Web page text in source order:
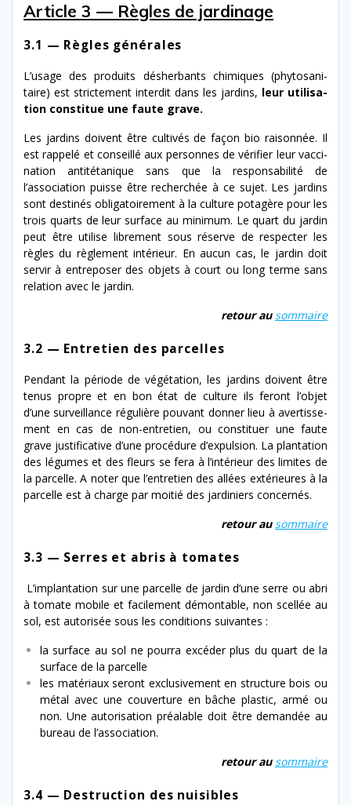
Article 3 — Règles de jardinage
3.1 — Règles générales
L’usage des pro­duits désherbants chim­iques (phy­tosan­i­
taire) est stricte­ment inter­dit dans les jardins, leur util­i­sa­
tion con­stitue une faute grave.
Les jardins doivent être cul­tivés de façon bio raison­née. Il
est rap­pelé et con­seil­lé aux per­son­nes de véri­fi­er leur vac­ci­
na­tion antité­tanique sans que la respon­s­abil­ité de
l’association puisse être recher­chée à ce sujet. Les jardins
sont des­tinés oblig­a­toire­ment à la cul­ture potagère pour les
trois quarts de leur sur­face au min­i­mum. Le quart du jardin
peut être utilise libre­ment sous réserve de respecter les
règles du règle­ment intérieur. En aucun cas, le jardin doit
servir à entre­pos­er des objets à court ou long terme sans
rela­tion avec le jardin.
retour au som­maire
3.2 — Entretien des parcelles
Pendant la péri­ode de végé­ta­tion, les jardins doivent être
tenus pro­pre et en bon état de cul­ture ils fer­ont l’ob­jet
d’une sur­veil­lance régulière pou­vant don­ner lieu à aver­tisse­
ment en cas de non-​entretien, ou con­stituer une faute
grave jus­ti­fica­tive d’une procé­dure d’ex­pul­sion. La plan­ta­tion
des légumes et des fleurs se fera à l’in­térieur des lim­ites de
la par­celle. A not­er que l’en­tre­tien des allées extérieures à la
par­celle est à charge par moitié des jar­diniers concernés.
retour au som­maire
3.3 — Serres et abris à tomates
L’implantation sur une par­celle de jardin d’une serre ou abri
à tomate mobile et facile­ment démontable, non scel­lée au
sol, est autorisée sous les con­di­tions suivantes :
la sur­face au sol ne pour­ra excéder plus du quart de la
sur­face de la parcelle
les matéri­aux seront exclu­sive­ment en struc­ture bois ou
métal avec une cou­ver­ture en bâche plas­tic, armé ou
non. Une autori­sa­tion préal­able doit être demandée au
bureau de l’association.
retour au som­maire
3.4 — Destruction des nuisibles